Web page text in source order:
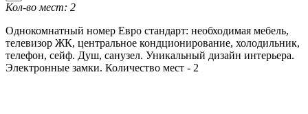
Кол-во мест: 2
Однокомнатный номер Евро стандарт: необходимая мебель,
телевизор ЖК, центральное кондционирование, холодильник,
телефон, сейф. Душ, санузел. Уникальный дизайн интерьера.
Электронные замки. Количество мест - 2